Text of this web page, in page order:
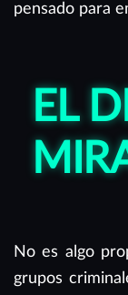
pensado para
EL
No es algo
grupos